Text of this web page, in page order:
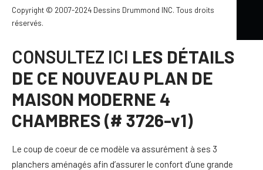
Copyright © 2007-2024 Dessins Drummond INC. Tous droits
réservés.
construction:https://www.youtube.com/watch?
v=MUugclLbGbU
CONSULTEZ ICI LES DÉTAILS
DE CE NOUVEAU PLAN DE
MAISON MODERNE 4
CHAMBRES (# 3726-v1)
Le coup de coeur de ce modèle va assurément à ses 3
planchers aménagés afin d’assurer le confort d’une grande